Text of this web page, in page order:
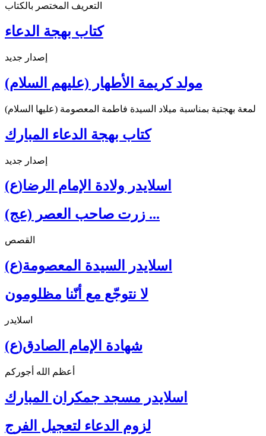
التعريف المختصر بالكتاب
كتاب بهجة الدعاء
إصدار جديد
مولد كريمة الأطهار (عليهم السلام)
لمعة بهجتية بمناسبة ميلاد السيدة فاطمة المعصومة (عليها السلام)
كتاب بهجة الدعاء المبارك
إصدار جديد
اسلايدر ولادة الإمام الرضا(ع)
زرت صاحب العصر (عج) ...
القصص
اسلايدر السيدة المعصومة(ع)
لا نتوجّع مع أنّنا مظلومون
اسلايدر
شهادة الإمام الصادق(ع)
أعظم الله أجوركم
اسلايدر مسجد جمكران المبارك
لزوم الدعاء لتعجيل الفرج